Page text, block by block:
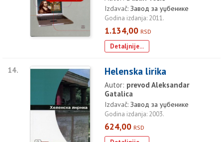
Izdavač: Завод за уџбенике
Godina izdanja: 2011.
1.134,00 RSD
Detaljnije...
14. Helenska lirika
Autor: prevod Aleksandar
Gatalica
Izdavač: Завод за уџбенике
Godina izdanja: 2003.
624,00 RSD